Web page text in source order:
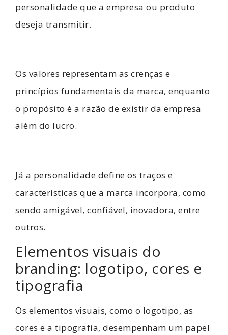
personalidade que a empresa ou produto
deseja transmitir.
Os valores representam as crenças e
princípios fundamentais da marca, enquanto
o propósito é a razão de existir da empresa
além do lucro.
Já a personalidade define os traços e
características que a marca incorpora, como
sendo amigável, confiável, inovadora, entre
outros.
Elementos visuais do
branding: logotipo, cores e
tipografia
Os elementos visuais, como o logotipo, as
cores e a tipografia, desempenham um papel